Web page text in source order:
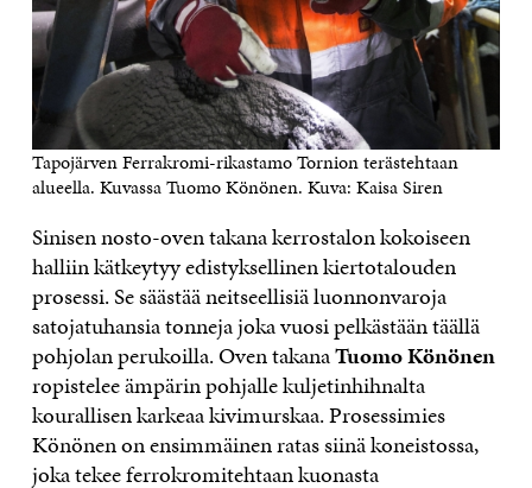
Tapojärven Ferrakromi-rikastamo Tornion terästehtaan
alueella. Kuvassa Tuomo Könönen. Kuva: Kaisa Siren
Sinisen nosto-oven takana kerrostalon kokoiseen
halliin kätkeytyy edistyksellinen kiertotalouden
prosessi. Se säästää neitseellisiä luonnonvaroja
satojatuhansia tonneja joka vuosi pelkästään täällä
pohjolan perukoilla. Oven takanaTuomo Könönen
ropistelee ämpärin pohjalle kuljetinhihnalta
kourallisen karkeaa kivimurskaa. Prosessimies
Könönen on ensimmäinen ratas siinä koneistossa,
joka tekee ferrokromitehtaan kuonasta